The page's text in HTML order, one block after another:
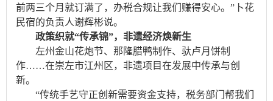
前两三个月就订满了，办税合规让我们赚得安心。”卜花
民宿的负责人谢辉彬说。
政策织就“传承锦”，非遗经济焕新生
左州金山花炮节、那隆腊鸭制作、驮卢月饼制
作……在崇左市江州区，非遗项目在发展中传承与创
新。
“传统手艺守正创新需要资金支持，税务部门帮我们